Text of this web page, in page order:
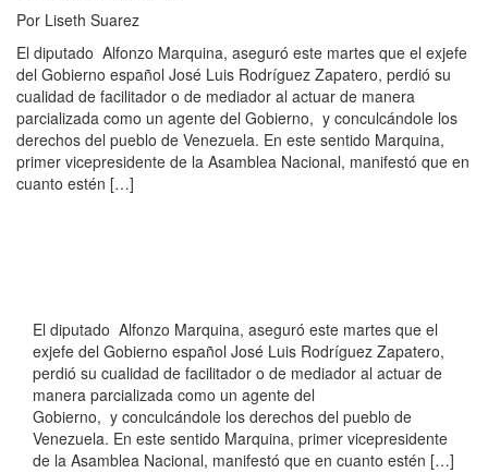
Por Liseth Suarez
El diputado Alfonzo Marquina, aseguró este martes que el exjefe
del Gobierno español José Luis Rodríguez Zapatero, perdió su
cualidad de facilitador o de mediador al actuar de manera
parcializada como un agente del Gobierno, y conculcándole los
derechos del pueblo de Venezuela. En este sentido Marquina,
primer vicepresidente de la Asamblea Nacional, manifestó que en
cuanto estén […]
El diputado Alfonzo Marquina, aseguró este martes que el
exjefe del Gobierno español José Luis Rodríguez Zapatero,
perdió su cualidad de facilitador o de mediador al actuar de
manera parcializada como un agente del
Gobierno, y conculcándole los derechos del pueblo de
Venezuela. En este sentido Marquina, primer vicepresidente
de la Asamblea Nacional, manifestó que en cuanto estén […]